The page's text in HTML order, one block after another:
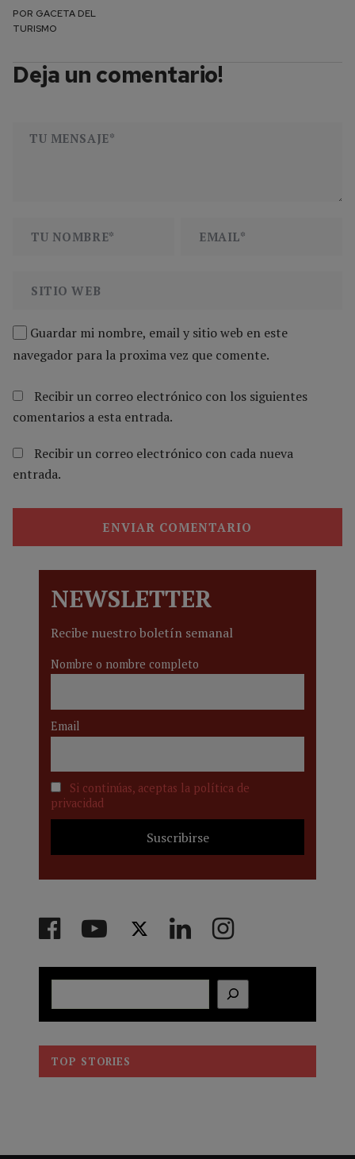
POR GACETA DEL
TURISMO
Deja un comentario!
Guardar mi nombre, email y sitio web en este
navegador para la proxima vez que comente.
Recibir un correo electrónico con los siguientes
comentarios a esta entrada.
Recibir un correo electrónico con cada nueva
entrada.
NEWSLETTER
Recibe nuestro boletín semanal
Nombre o nombre completo
Email
Si continúas, aceptas la política de
privacidad
TOP STORIES